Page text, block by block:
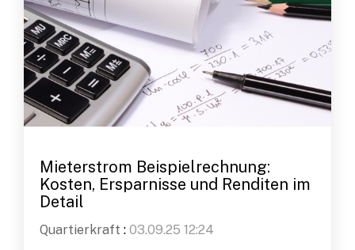
Mieterstrom Beispielrechnung:
Kosten, Ersparnisse und Renditen im
Detail
Quartierkraft : 03.09.25 12:24